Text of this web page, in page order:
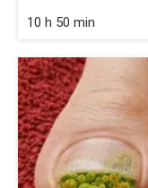
10 h 50 min